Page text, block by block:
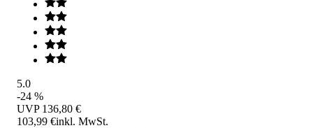
5.0
-24 %
UVP 136,80 €
103,99 €inkl. MwSt.